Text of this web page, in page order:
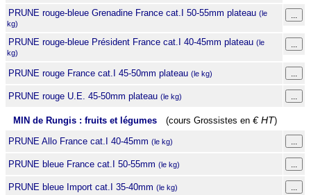
PRUNE rouge-bleue Grenadine France cat.I 50-55mm plateau (le
kg)
PRUNE rouge-bleue Président France cat.I 40-45mm plateau (le
kg)
PRUNE rouge France cat.I 45-50mm plateau (le kg)
PRUNE rouge U.E. 45-50mm plateau (le kg)
MIN de Rungis : fruits et légumes (cours Grossistes en € HT)
PRUNE Allo France cat.I 40-45mm (le kg)
PRUNE bleue France cat.I 50-55mm (le kg)
PRUNE bleue Import cat.I 35-40mm (le kg)